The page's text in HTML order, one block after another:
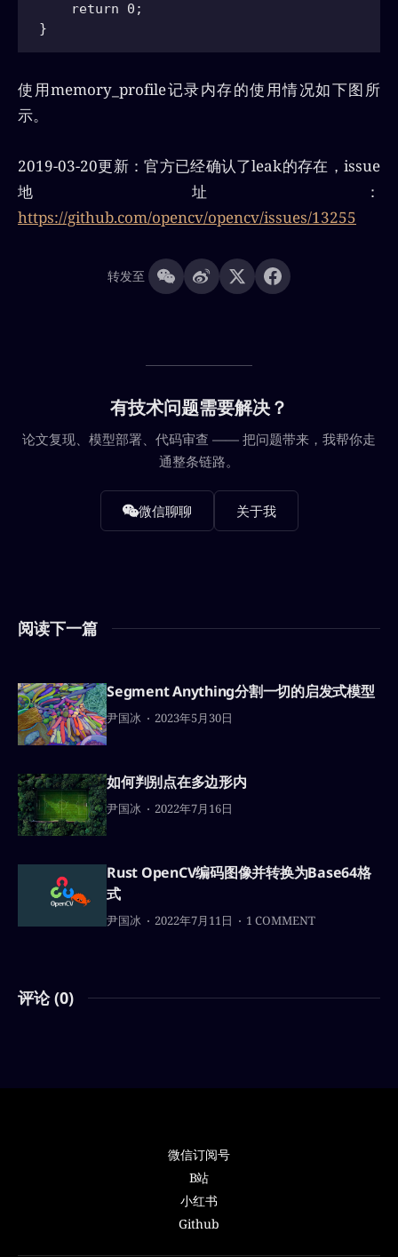
    return 0;
}
使用memory_profile记录内存的使用情况如下图所
示。
2019-03-20更新：官方已经确认了leak的存在，issue
地址：
https://github.com/opencv/opencv/issues/13255
转发至
有技术问题需要解决？
论文复现、模型部署、代码审查 —— 把问题带来，我帮你走
通整条链路。
微信聊聊 关于我
阅读下一篇
Segment Anything分割一切的启发式模型
尹国冰 2023年5月30日
如何判别点在多边形内
尹国冰 2022年7月16日
Rust OpenCV编码图像并转换为Base64格
式
尹国冰 2022年7月11日 1 COMMENT
评论 (0)
微信订阅号
B站
小红书
Github